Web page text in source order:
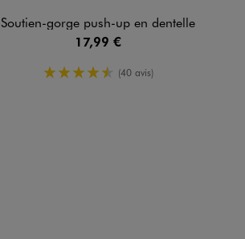
Soutien-gorge push-up en dentelle
17,99 €
4.5/5 de moyenne
(40 avis)